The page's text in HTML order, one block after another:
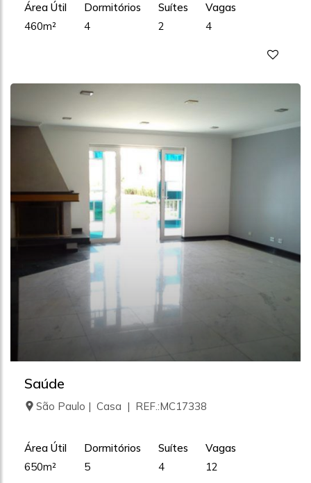
Área Útil
460m²
Dormitórios
4
Suítes
2
Vagas
4
Saúde
São Paulo | Casa | REF.:MC17338
Área Útil
650m²
Dormitórios
5
Suítes
4
Vagas
12